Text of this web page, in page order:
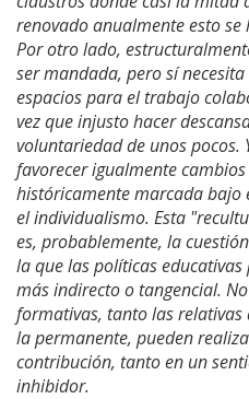
renovado anualmente esto
Por otro lado,
ser mandada, pero sí
espacios para el trabajo
vez que injusto hacer
voluntariedad de unos pocos.
favorecer igualmente
históricamente marcada bajo
el individualismo. Esta
es, probablemente, la
la que las políticas
más indirecto o tangencial.
formativas, tanto las
la permanente, pueden
contribución, tanto en un
inhibidor.